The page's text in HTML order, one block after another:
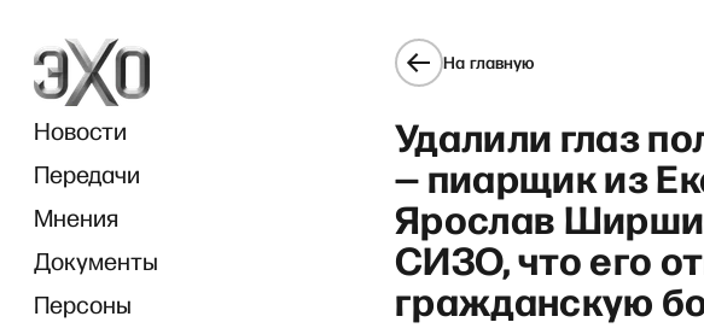
Новости
Передачи
Мнения
Документы
Персоны
На главную
Удалили глаз
— пиарщик из
Ярослав
СИЗО, что его
гражданскую
«В рабочий